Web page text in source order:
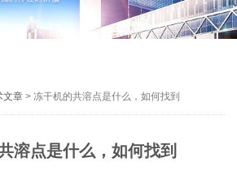
文章 > 冻干机的共溶点是什么，如何找到
溶点是什么，如何找到